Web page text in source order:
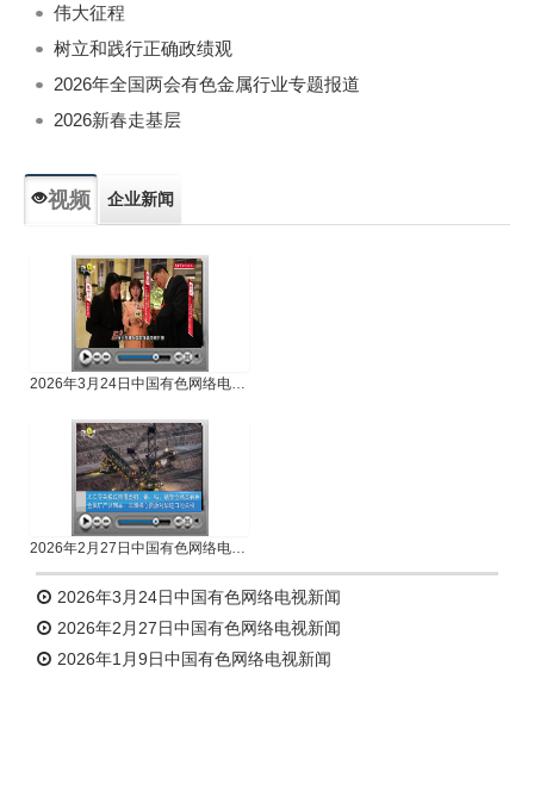
伟大征程
树立和践行正确政绩观
2026年全国两会有色金属行业专题报道
2026新春走基层
视频 企业新闻
2026年3月24日中国有色网络电视新闻
2026年2月27日中国有色网络电视新闻
2026年3月24日中国有色网络电视新闻
2026年2月27日中国有色网络电视新闻
2026年1月9日中国有色网络电视新闻